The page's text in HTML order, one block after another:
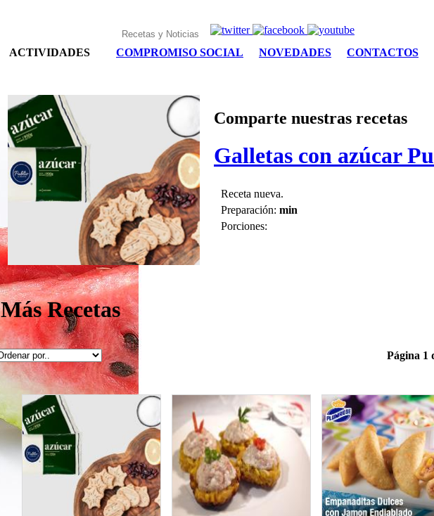
ACTIVIDADES COMPROMISO SOCIAL NOVEDADES CONTACTOS
Comparte nuestras recetas
Galletas con azúcar
Receta nueva.
Preparación: min
Porciones:
Más Recetas
Página 1